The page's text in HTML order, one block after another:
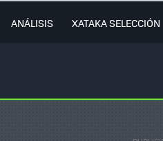
ANÁLISIS XATAKA SELECCIÓN